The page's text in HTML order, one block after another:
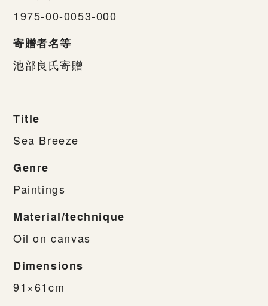
1975-00-0053-000
寄贈者名等
池部良氏寄贈
Title
Sea Breeze
Genre
Paintings
Material/technique
Oil on canvas
Dimensions
91×61cm